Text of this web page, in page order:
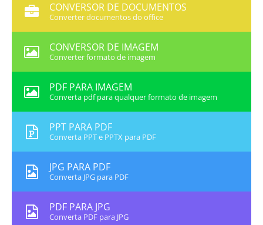
CONVERSOR DE DOCUMENTOS
Converter documentos do office
CONVERSOR DE IMAGEM
Converter formato de imagem
PDF PARA IMAGEM
Converta pdf para qualquer formato de imagem
PPT PARA PDF
Converta PPT e PPTX para PDF
JPG PARA PDF
Converta JPG para PDF
PDF PARA JPG
Converta PDF para JPG